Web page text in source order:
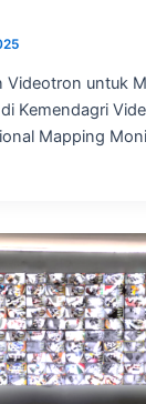
Videotron untuk
Kemendagri
Mapping